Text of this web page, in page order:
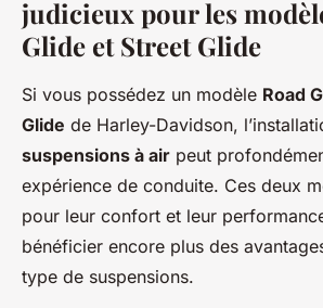
judicieux pour les
Glide et Street Glide
Si vous possédez un modèle Road
Glide de Harley-Davidson,
suspensions à air peut
expérience de conduite. Ces deux
pour leur confort et leur
bénéficier encore plus des
type de suspensions.